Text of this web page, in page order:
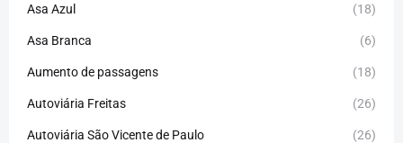
Asa Azul (18)
Asa Branca (6)
Aumento de passagens (18)
Autoviária Freitas (26)
Autoviária São Vicente de Paulo (26)